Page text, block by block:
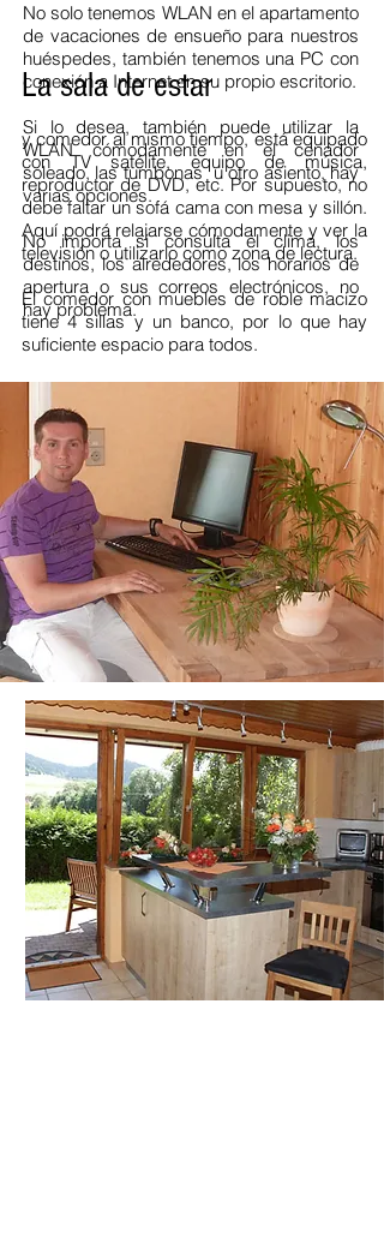
La sala de estar
y comedor al mismo tiempo, está equipado
con TV satélite, equipo de música,
reproductor de DVD, etc. Por supuesto, no
debe faltar un sofá cama con mesa y sillón.
Aquí podrá relajarse cómodamente y ver la
televisión o utilizarlo como zona de lectura.
El comedor con muebles de roble macizo
tiene 4 sillas y un banco, por lo que hay
suficiente espacio para todos.
No solo tenemos WLAN en el apartamento
de vacaciones de ensueño para nuestros
huéspedes, también tenemos una PC con
conexión a Internet en su propio escritorio.
Si lo desea, también puede utilizar la
WLAN cómodamente en el cenador
soleado, las tumbonas u otro asiento, hay
varias opciones.
No importa si consulta el clima, los
destinos, los alrededores, los horarios de
apertura o sus correos electrónicos, no
hay problema.